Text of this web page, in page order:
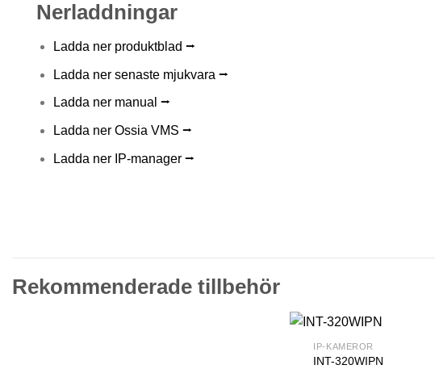
Nerladdningar
Ladda ner produktblad ⭢
Ladda ner senaste mjukvara ⭢
Ladda ner manual ⭢
Ladda ner Ossia VMS ⭢
Ladda ner IP-manager ⭢
Rekommenderade tillbehör
IP-KAMEROR
INT-320WIPN